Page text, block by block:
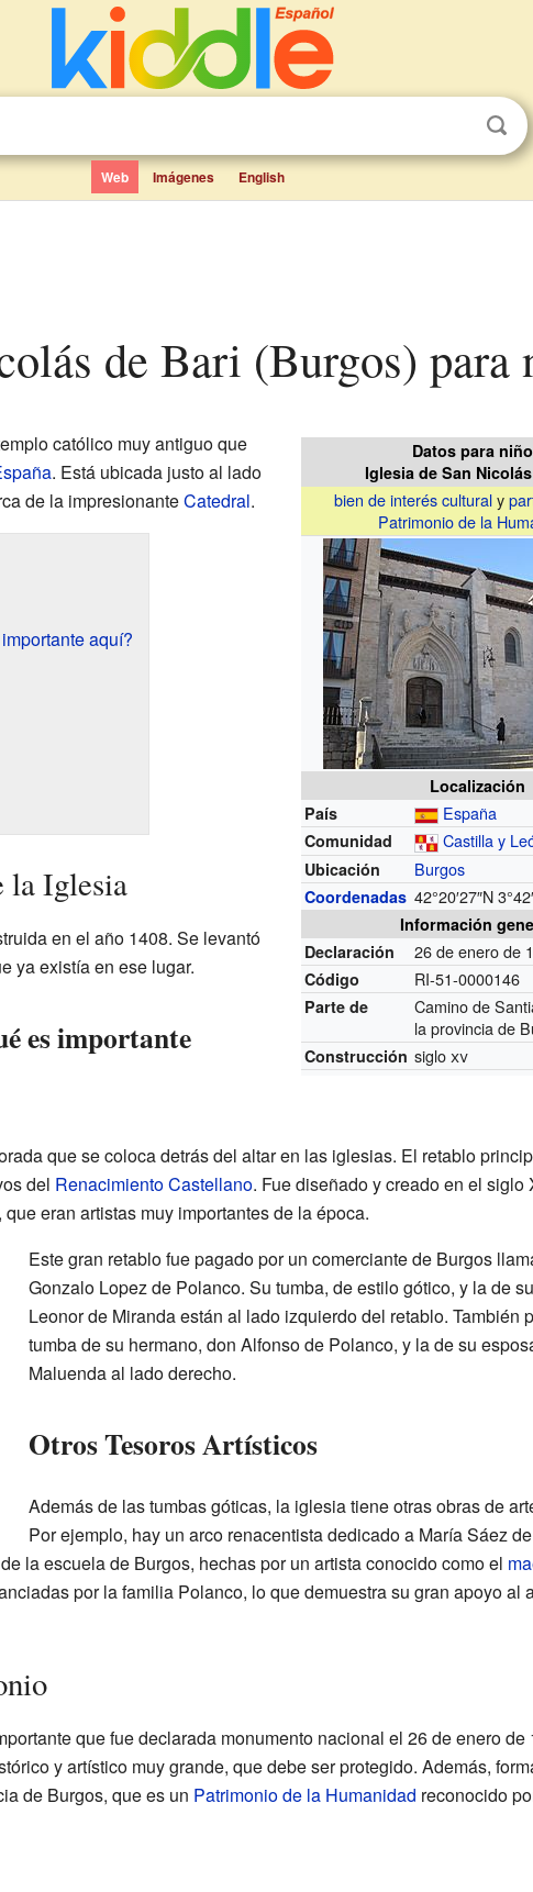
Web Imágenes English
de Bari (Burgos) para
Datos para
Iglesia de San
bien de interés culturaly
Patrimonio de la
Localización
País
España
Comunidad Castilla y
Ubicación Burgos
Coordenadas 42°20′27″N
Información
Declaración
26 de enero de
Código RI-51-0000146
Parte de
Camino de
la provincia de
Construcción sigloxv
católico muy antiguo que
. Está ubicada justo al lado
de la impresionanteCatedral.
aquí?
la Iglesia
en el año 1408. Se levantó
ya existía en ese lugar.
es importante
que se coloca detrás del altar en las iglesias. El retablo
del Renacimiento Castellano. Fue diseñado y creado en el siglo
que eran artistas muy importantes de la época.
Este gran retablo fue pagado por un comerciante de Burgos
Gonzalo Lopez de Polanco. Su tumba, de estilo gótico, y la de
Leonor de Miranda están al lado izquierdo del retablo. También
tumba de su hermano, don Alfonso de Polanco, y la de su
Maluenda al lado derecho.
Otros Tesoros Artísticos
Además de las tumbas góticas, la iglesia tiene otras obras de
Por ejemplo, hay un arco renacentista dedicado a María Sáez
la escuela de Burgos, hechas por un artista conocido como el
por la familia Polanco, lo que demuestra su gran apoyo al
que fue declarada monumento nacional el 26 de enero de
y artístico muy grande, que debe ser protegido. Además,
de Burgos, que es un Patrimonio de la Humanidad reconocido